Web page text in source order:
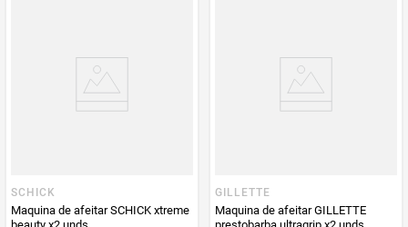
PUM - Unidad
de Medida
SCHICK
Maquina de afeitar SCHICK xtreme
GILLETTE
Maquina de afeitar GILLETTE